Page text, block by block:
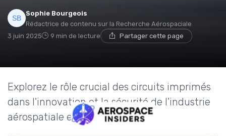
Sophie Bourgeois
Rédactrice de contenu sur la Recherche Aérospaciale
3 juin 2025
9 min de lecture Partager cette page
Explorez le rôle crucial des circuits imprimés
dans l'innovation et la sécurité de l'industrie
aérospatiale et de défense.